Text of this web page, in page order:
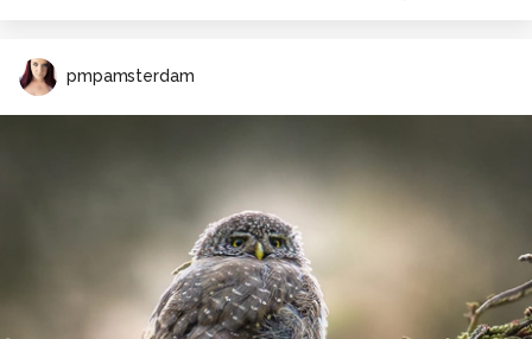
pmpamsterdam